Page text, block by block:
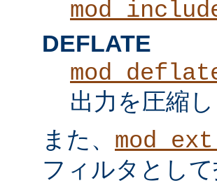
DEFLATE
出力を圧縮し
また、
フィルタとし